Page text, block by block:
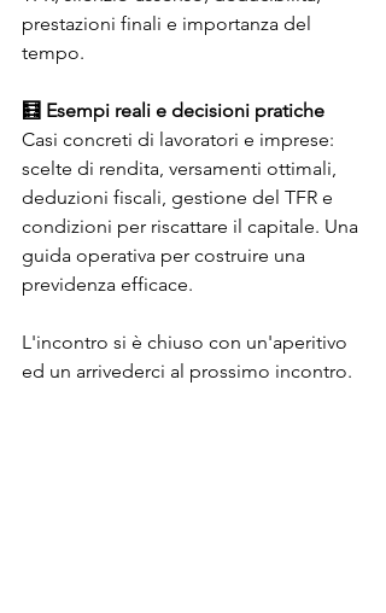
prestazioni finali e importanza del
tempo.
🧮 Esempi reali e decisioni pratiche
Casi concreti di lavoratori e imprese:
scelte di rendita, versamenti ottimali,
deduzioni fiscali, gestione del TFR e
condizioni per riscattare il capitale. Una
guida operativa per costruire una
previdenza efficace.
L'incontro si è chiuso con un'aperitivo
ed un arrivederci al prossimo incontro.